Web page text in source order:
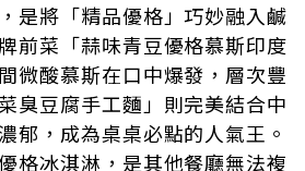
是將「精品優格」巧妙融入鹹
前菜「蒜味青豆優格慕斯印度
微酸慕斯在口中爆發，層次豐
臭豆腐手工麵」則完美結合中
郁，成為桌桌必點的人氣王。
格冰淇淋，是其他餐廳無法複